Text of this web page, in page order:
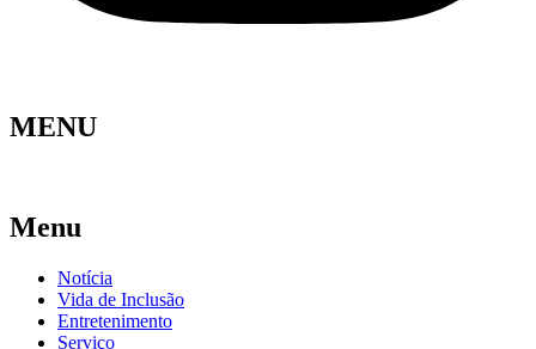
MENU
Menu
Notícia
Vida de Inclusão
Entretenimento
Serviço